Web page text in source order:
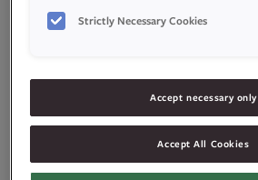
(fin)
hvetemel
Strictly Necessary Cookies
Accept necessary only
Accept All Cookies